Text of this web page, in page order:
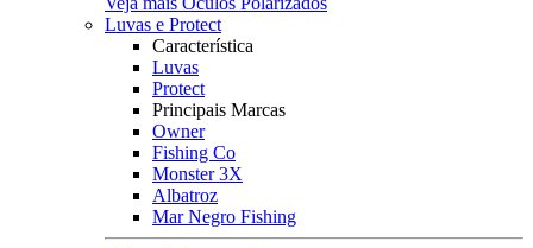
Luvas e Protect
Característica
Luvas
Protect
Principais Marcas
Owner
Fishing Co
Monster 3X
Albatroz
Mar Negro Fishing